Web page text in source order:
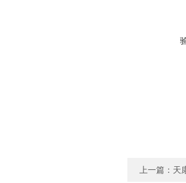
上一篇： 天